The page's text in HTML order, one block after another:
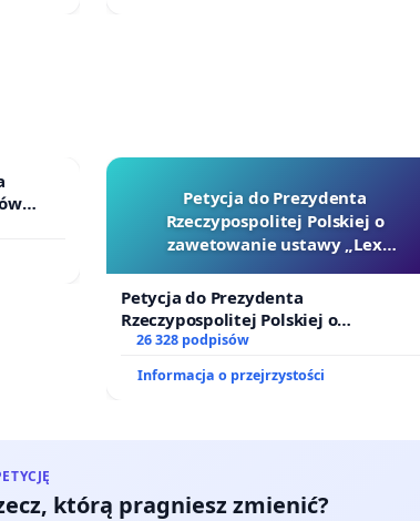
Petycja do Prezydenta
Rzeczypospolitej Polskiej o
zawetowanie ustawy „Lex
Petycja do Prezydenta
Rzeczypospolitej Polskiej o
zawetowanie ustawy „Lex Szarlatan”
26 328 podpisów
Informacja o przejrzystości
którą pragniesz zmienić?